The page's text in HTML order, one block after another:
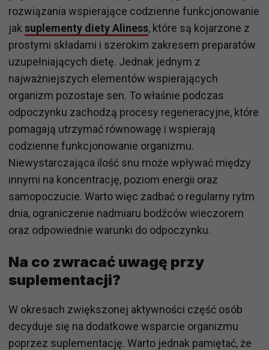
rozwiązania wspierające codzienne funkcjonowanie
jak suplementy diety Aliness, które są kojarzone z
prostymi składami i szerokim zakresem preparatów
uzupełniających dietę. Jednak jednym z
najważniejszych elementów wspierających
organizm pozostaje sen. To właśnie podczas
odpoczynku zachodzą procesy regeneracyjne, które
pomagają utrzymać równowagę i wspierają
codzienne funkcjonowanie organizmu.
Niewystarczająca ilość snu może wpływać między
innymi na koncentrację, poziom energii oraz
samopoczucie. Warto więc zadbać o regularny rytm
dnia, ograniczenie nadmiaru bodźców wieczorem
oraz odpowiednie warunki do odpoczynku.
Na co zwracać uwagę przy
suplementacji?
W okresach zwiększonej aktywności część osób
decyduje się na dodatkowe wsparcie organizmu
poprzez suplementację. Warto jednak pamiętać, że